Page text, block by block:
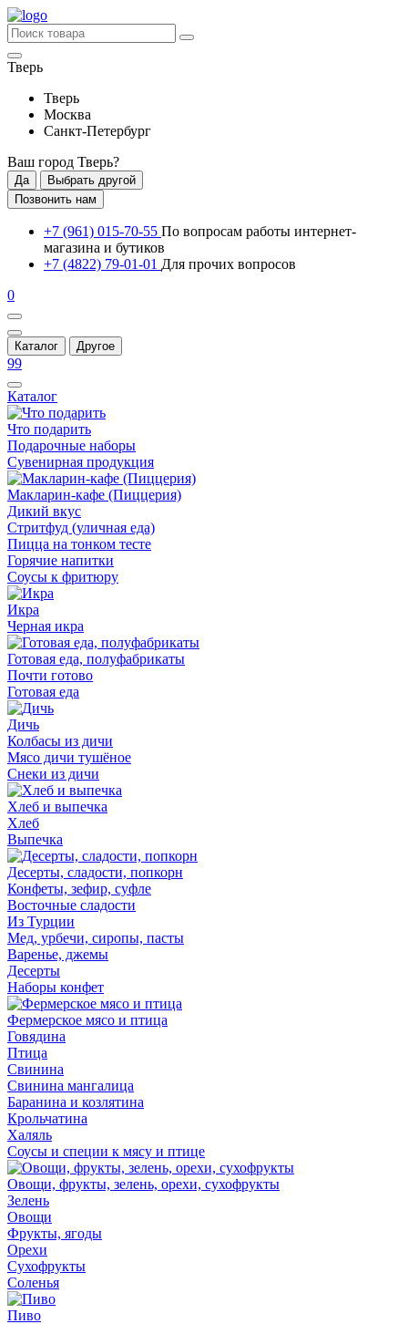
Тверь
Тверь
Москва
Санкт-Петербург
Ваш город Тверь?
Да
Выбрать другой
Позвонить нам
+7 (961) 015-70-55 По вопросам работы интернет-
магазина и бутиков
+7 (4822) 79-01-01 Для прочих вопросов
0
Каталог Другое
99
Каталог
Что подарить
Подарочные наборы
Сувенирная продукция
Макларин-кафе (Пиццерия)
Дикий вкус
Стритфуд (уличная еда)
Пицца на тонком тесте
Горячие напитки
Соусы к фритюру
Икра
Черная икра
Готовая еда, полуфабрикаты
Почти готово
Готовая еда
Дичь
Колбасы из дичи
Мясо дичи тушёное
Снеки из дичи
Хлеб и выпечка
Хлеб
Выпечка
Десерты, сладости, попкорн
Конфеты, зефир, суфле
Восточные сладости
Из Турции
Мед, урбечи, сиропы, пасты
Варенье, джемы
Десерты
Наборы конфет
Фермерское мясо и птица
Говядина
Птица
Свинина
Свинина мангалица
Баранина и козлятина
Крольчатина
Халяль
Соусы и специи к мясу и птице
Овощи, фрукты, зелень, орехи, сухофрукты
Зелень
Овощи
Фрукты, ягоды
Орехи
Сухофрукты
Соленья
Пиво